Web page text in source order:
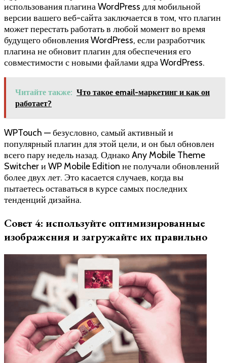
использования плагина WordPress для мобильной
версии вашего веб-сайта заключается в том, что плагин
может перестать работать в любой момент во время
будущего обновления WordPress, если разработчик
плагина не обновит плагин для обеспечения его
совместимости с новыми файлами ядра WordPress.
Читайте также: Что такое email-маркетинг и как он
работает?
WPTouch — безусловно, самый активный и
популярный плагин для этой цели, и он был обновлен
всего пару недель назад. Однако Any Mobile Theme
Switcher и WP Mobile Edition не получали обновлений
более двух лет. Это касается случаев, когда вы
пытаетесь оставаться в курсе самых последних
тенденций дизайна.
Совет 4: используйте оптимизированные
изображения и загружайте их правильно